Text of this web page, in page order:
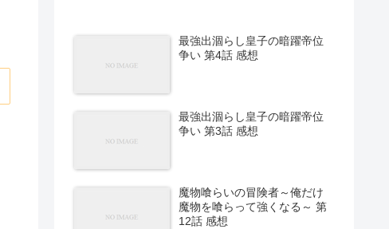
最強出涸らし皇子の暗躍帝位
争い 第4話 感想
最強出涸らし皇子の暗躍帝位
争い 第3話 感想
魔物喰らいの冒険者～俺だけ
魔物を喰らって強くなる～ 第
12話 感想